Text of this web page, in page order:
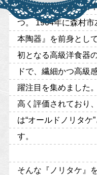
『ノリタケ』は、日
つ。 1904年に森村市
本陶器』を前身とし
初となる高級洋食器
ドで、繊細かつ高級
躍注目を集めました
高く評価されており
は“オールドノリタケ
す。
そんな『ノリタケ』